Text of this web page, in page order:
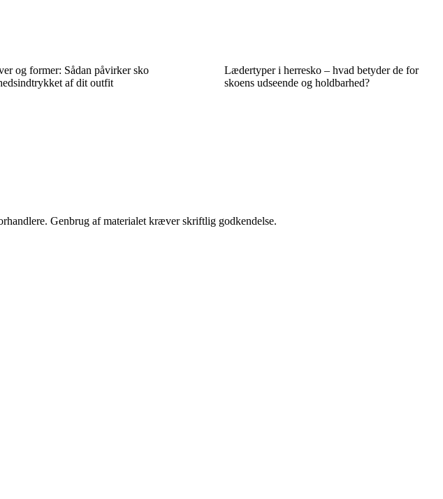
og former: Sådan påvirker sko
af dit outfit
Lædertyper i herresko – hvad betyder de for
skoens udseende og holdbarhed?
Genbrug af materialet kræver skriftlig godkendelse.